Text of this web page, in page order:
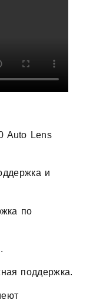
Auto Lens
и
по
поддержка.